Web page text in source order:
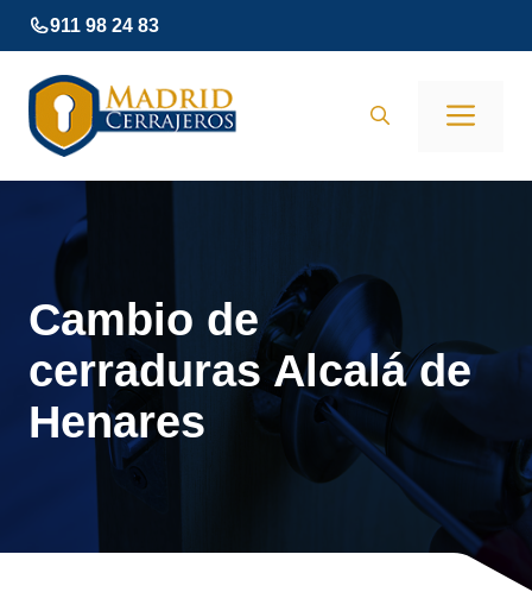
Saltar
al
contenido
911 98 24 83
Cambio de
cerraduras Alcalá de
Henares